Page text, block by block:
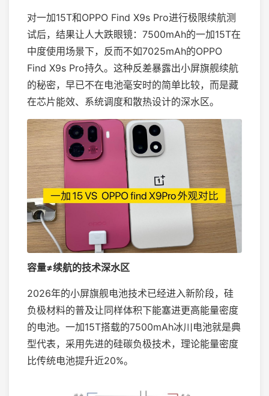
对一加15T和OPPO Find X9s Pro进行极限续航测
试后，结果让人大跌眼镜：7500mAh的一加15T在
中度使用场景下，反而不如7025mAh的OPPO
Find X9s Pro持久。这种反差暴露出小屏旗舰续航
的秘密，早已不在电池毫安时的简单比较，而是藏
在芯片能效、系统调度和散热设计的深水区。
容量≠续航的技术深水区
2026年的小屏旗舰电池技术已经进入新阶段，硅
负极材料的普及让同样体积下能塞进更高能量密度
的电池。一加15T搭载的7500mAh冰川电池就是典
型代表，采用先进的硅碳负极技术，理论能量密度
比传统电池提升近20%。